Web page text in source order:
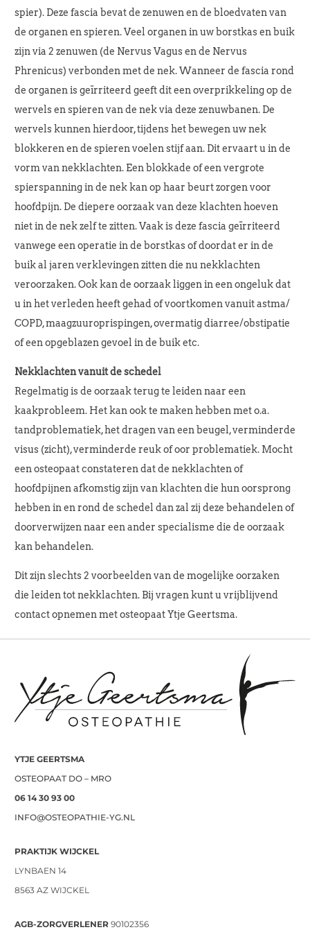
spier). Deze fascia bevat de zenuwen en de bloedvaten van
de organen en spieren. Veel organen in uw borstkas en buik
zijn via 2 zenuwen (de Nervus Vagus en de Nervus
Phrenicus) verbonden met de nek. Wanneer de fascia rond
de organen is geïrriteerd geeft dit een overprikkeling op de
wervels en spieren van de nek via deze zenuwbanen. De
wervels kunnen hierdoor, tijdens het bewegen uw nek
blokkeren en de spieren voelen stijf aan. Dit ervaart u in de
vorm van nekklachten. Een blokkade of een vergrote
spierspanning in de nek kan op haar beurt zorgen voor
hoofdpijn. De diepere oorzaak van deze klachten hoeven
niet in de nek zelf te zitten. Vaak is deze fascia geïrriteerd
vanwege een operatie in de borstkas of doordat er in de
buik al jaren verklevingen zitten die nu nekklachten
veroorzaken. Ook kan de oorzaak liggen in een ongeluk dat
u in het verleden heeft gehad of voortkomen vanuit astma/
COPD, maagzuuroprispingen, overmatig diarree/obstipatie
of een opgeblazen gevoel in de buik etc.
Nekklachten vanuit de schedel
Regelmatig is de oorzaak terug te leiden naar een
kaakprobleem. Het kan ook te maken hebben met o.a.
tandproblematiek, het dragen van een beugel, verminderde
visus (zicht), verminderde reuk of oor problematiek. Mocht
een osteopaat constateren dat de nekklachten of
hoofdpijnen afkomstig zijn van klachten die hun oorsprong
hebben in en rond de schedel dan zal zij deze behandelen of
doorverwijzen naar een ander specialisme die de oorzaak
kan behandelen.
Dit zijn slechts 2 voorbeelden van de mogelijke oorzaken
die leiden tot nekklachten. Bij vragen kunt u vrijblijvend
contact opnemen met osteopaat Ytje Geertsma.
YTJE GEERTSMA
OSTEOPAAT DO – MRO
06 14 30 93 00
INFO@OSTEOPATHIE-YG.NL
PRAKTIJK WIJCKEL
LYNBAEN 14
8563 AZ WIJCKEL
AGB-ZORGVERLENER 90102356